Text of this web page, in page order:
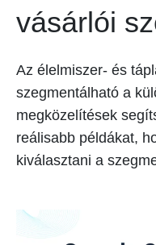
vásárlói
Az élelmiszer- és
szegmentálható a
megközelítések
reálisabb példákat,
kiválasztani a